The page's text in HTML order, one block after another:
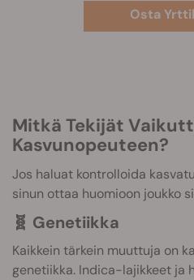
Osta
Mitkä Tekijät Vaikuttavat Kannabiksen
Kasvunopeuteen?
Jos haluat kontrolloida
sinun ottaa huomioon joukko
🧬 Genetiikka
Kaikkein tärkein muuttuja on
genetiikka. Indica-lajikkeet ja